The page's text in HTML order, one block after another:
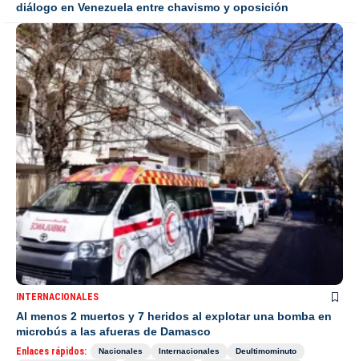
diálogo en Venezuela entre chavismo y oposición
INTERNACIONALES
Al menos 2 muertos y 7 heridos al explotar una bomba en
microbús a las afueras de Damasco
Enlaces rápidos: Nacionales Internacionales
Deultimominuto